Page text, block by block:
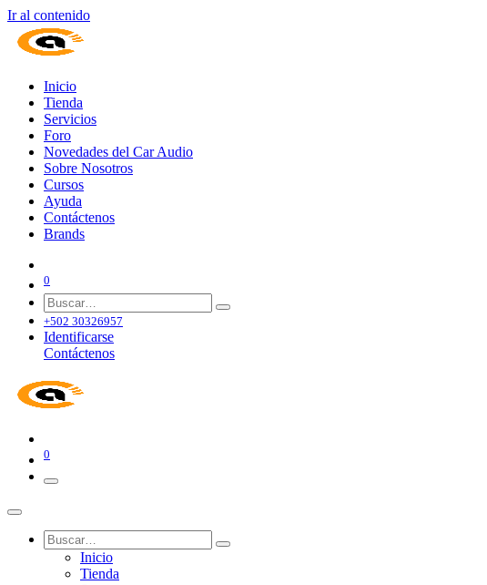
Ir al contenido
Inicio
Tienda
Servicios
Foro
Novedades del Car Audio
Sobre Nosotros
Cursos
Ayuda
Contáctenos
Brands
0
+502 30326957
Identificarse
Contáctenos
0
Inicio
Tienda